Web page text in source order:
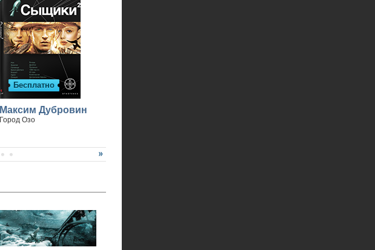
Бесплатно
Максим Дубровин
Город Озо